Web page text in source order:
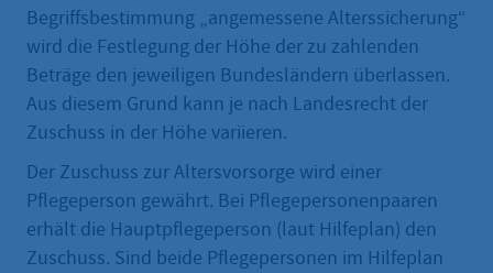
Begriffsbestimmung „angemessene Alterssicherung“
wird die Festlegung der Höhe der zu zahlenden
Beträge den jeweiligen Bundesländern überlassen.
Aus diesem Grund kann je nach Landesrecht der
Zuschuss in der Höhe variieren.
Der Zuschuss zur Altersvorsorge wird einer
Pflegeperson gewährt. Bei Pflegepersonenpaaren
erhält die Hauptpflegeperson (laut Hilfeplan) den
Zuschuss. Sind beide Pflegepersonen im Hilfeplan